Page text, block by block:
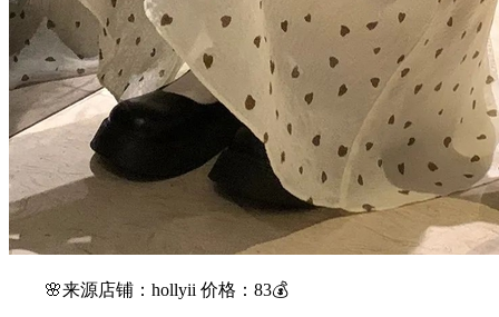
🌸来源店铺：hollyii 价格：83💰